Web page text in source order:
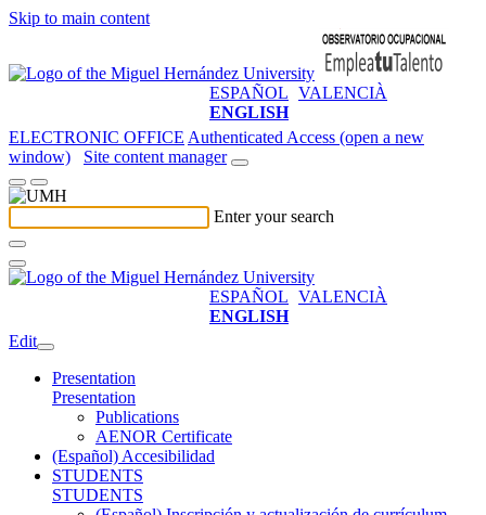
Skip to main content
ESPAÑOL VALENCIÀ
ENGLISH
ELECTRONIC OFFICE Authenticated Access (open a new
window)
Site content manager
Enter your search
ESPAÑOL VALENCIÀ
ENGLISH
Edit
Presentation
Presentation
Publications
AENOR Certificate
(Español) Accesibilidad
STUDENTS
STUDENTS